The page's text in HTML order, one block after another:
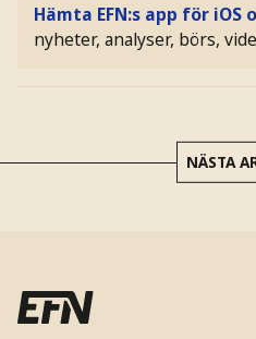
Hämta EFN:s app för iOS
nyheter, analyser, börs,
NÄSTA